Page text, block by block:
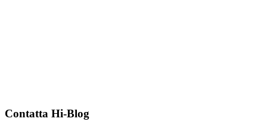
Contatta Hi-Blog